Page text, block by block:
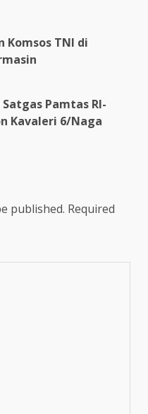
Komsos TNI di
Pamtas RI-
Kavaleri 6/Naga
published. Required